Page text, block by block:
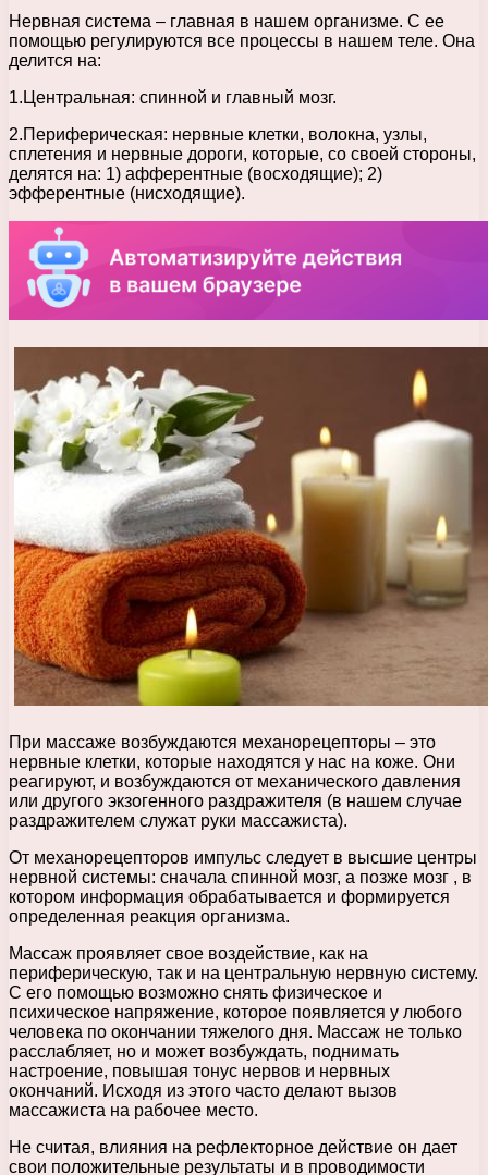
Нервная система – главная в нашем организме. С ее
помощью регулируются все процессы в нашем теле. Она
делится на:
1.Центральная: спинной и главный мозг.
2.Периферическая: нервные клетки, волокна, узлы,
сплетения и нервные дороги, которые, со своей стороны,
делятся на: 1) афферентные (восходящие); 2)
эфферентные (нисходящие).
При массаже возбуждаются механорецепторы – это
нервные клетки, которые находятся у нас на коже. Они
реагируют, и возбуждаются от механического давления
или другого экзогенного раздражителя (в нашем случае
раздражителем служат руки массажиста).
От механорецепторов импульс следует в высшие центры
нервной системы: сначала спинной мозг, а позже мозг , в
котором информация обрабатывается и формируется
определенная реакция организма.
Массаж проявляет свое воздействие, как на
периферическую, так и на центральную нервную систему.
С его помощью возможно снять физическое и
психическое напряжение, которое появляется у любого
человека по окончании тяжелого дня. Массаж не только
расслабляет, но и может возбуждать, поднимать
настроение, повышая тонус нервов и нервных
окончаний. Исходя из этого часто делают вызов
массажиста на рабочее место.
Не считая, влияния на рефлекторное действие он дает
свои положительные результаты и в проводимости